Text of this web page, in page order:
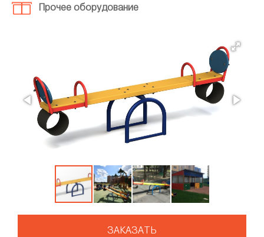
Прочее оборудование
ЗАКАЗАТЬ